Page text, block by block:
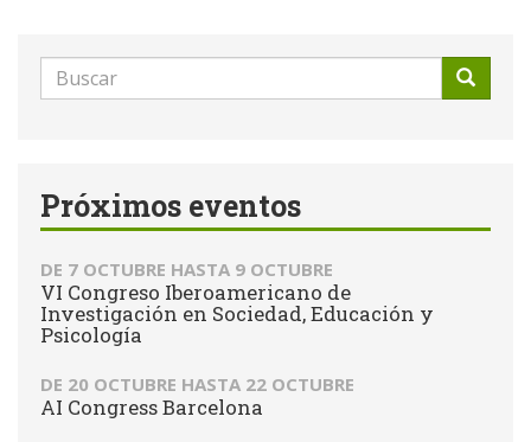
Formulario
de
Próximos eventos
DE 7 OCTUBRE HASTA 9 OCTUBRE
VI Congreso Iberoamericano de
Investigación en Sociedad, Educación y
Psicología
DE 20 OCTUBRE HASTA 22 OCTUBRE
AI Congress Barcelona